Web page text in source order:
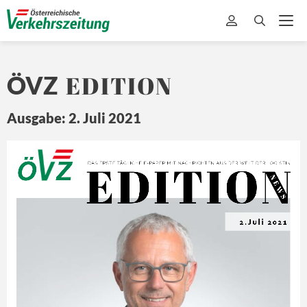
ÖVZ EDITION
Ausgabe: 2. Juli 2021
Z
Ö EDITION
DA S ERSTE TÄGLICHE E-PAPER MIT NACHRICHTEN A US DER WELT DER LOGISTIK
N E
W S
2.Juli 2021